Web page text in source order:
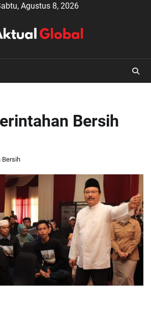
Agustus 8, 2026
Bersih
Bersih